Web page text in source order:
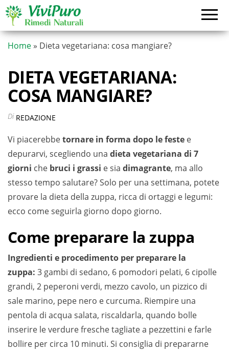
Vai
contenuto
Home » Dieta vegetariana: cosa mangiare?
DIETA VEGETARIANA:
COSA MANGIARE?
Di REDAZIONE
Vi piacerebbetornare in forma dopo le feste e
depurarvi, scegliendo una dieta vegetariana di 7
giorni che bruci i grassi e sia dimagrante, ma allo
stesso tempo salutare? Solo per una settimana, potete
provare la dieta della zuppa, ricca di ortaggi e legumi:
ecco come seguirla giorno dopo giorno.
Come preparare la zuppa
Ingredienti e procedimento per preparare la
zuppa: 3 gambi di sedano, 6 pomodori pelati, 6 cipolle
grandi, 2 peperoni verdi, mezzo cavolo, un pizzico di
sale marino, pepe nero e curcuma. Riempire una
pentola di acqua salata, riscaldarla, quando bolle
inserire le verdure fresche tagliate a pezzettini e farle
bollire per circa 10 minuti. Si consiglia di prepararne